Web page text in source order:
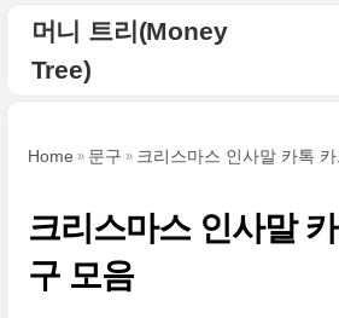
머니 트리(Money
Tree)
Home 문구 크리스마스 인사말 카톡
크리스마스 인사말
구 모음